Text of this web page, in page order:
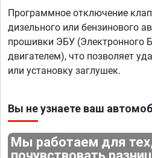
Программное отключение
дизельного или бензинового
прошивки ЭБУ (Электронного
двигателем), что позволяет
или установку заглушек.
Вы не узнаете ваш
Мы работаем для